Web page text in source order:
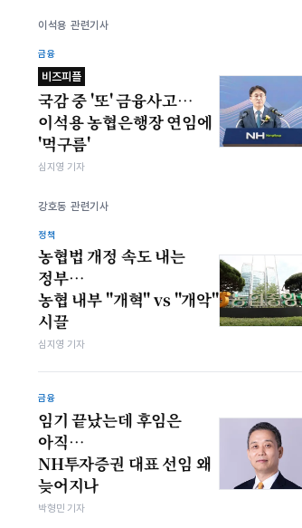
이석용 관련기사
금융
비즈피플
국감 중 '또' 금융사고…
이석용 농협은행장 연임에
'먹구름'
심지영 기자
강호동 관련기사
정책
농협법 개정 속도 내는
정부…
농협 내부 "개혁" vs "개악"
시끌
심지영 기자
금융
임기 끝났는데 후임은
아직…
NH투자증권 대표 선임 왜
늦어지나
박형민 기자